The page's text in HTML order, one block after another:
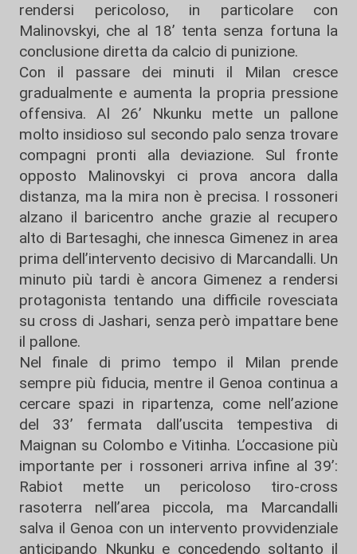
rendersi pericoloso, in particolare con
Malinovskyi, che al 18’ tenta senza fortuna la
conclusione diretta da calcio di punizione.
Con il passare dei minuti il Milan cresce
gradualmente e aumenta la propria pressione
offensiva. Al 26’ Nkunku mette un pallone
molto insidioso sul secondo palo senza trovare
compagni pronti alla deviazione. Sul fronte
opposto Malinovskyi ci prova ancora dalla
distanza, ma la mira non è precisa. I rossoneri
alzano il baricentro anche grazie al recupero
alto di Bartesaghi, che innesca Gimenez in area
prima dell’intervento decisivo di Marcandalli. Un
minuto più tardi è ancora Gimenez a rendersi
protagonista tentando una difficile rovesciata
su cross di Jashari, senza però impattare bene
il pallone.
Nel finale di primo tempo il Milan prende
sempre più fiducia, mentre il Genoa continua a
cercare spazi in ripartenza, come nell’azione
del 33’ fermata dall’uscita tempestiva di
Maignan su Colombo e Vitinha. L’occasione più
importante per i rossoneri arriva infine al 39’:
Rabiot mette un pericoloso tiro-cross
rasoterra nell’area piccola, ma Marcandalli
salva il Genoa con un intervento provvidenziale
anticipando Nkunku e concedendo soltanto il